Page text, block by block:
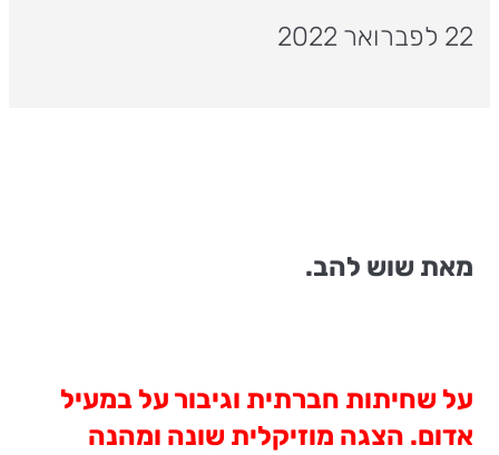
22 לפברואר 2022
מאת שוש להב.
על שחיתות חברתית וגיבור על במעיל
אדום. הצגה מוזיקלית שונה ומהנה